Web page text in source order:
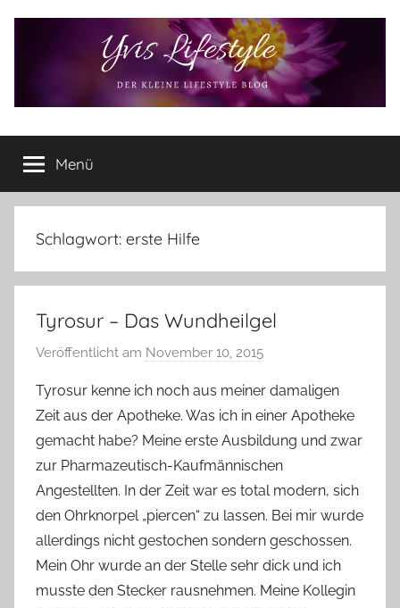
Yvis
Lifestyle
Lifestyle
Blog
–
Lifestyle,
Produkttests
vieles
Menü
Schlagwort: erste Hilfe
Tyrosur – Das Wundheilgel
Veröffentlicht am November 10, 2015
n
Y
v
o
n
n
e
Tyrosur kenne ich noch aus meiner damaligen
Zeit aus der Apotheke. Was ich in einer Apotheke
gemacht habe? Meine erste Ausbildung und zwar
zur Pharmazeutisch-Kaufmännischen
Angestellten. In der Zeit war es total modern, sich
den Ohrknorpel „piercen“ zu lassen. Bei mir wurde
allerdings nicht gestochen sondern geschossen.
Mein Ohr wurde an der Stelle sehr dick und ich
musste den Stecker rausnehmen. Meine Kollegin